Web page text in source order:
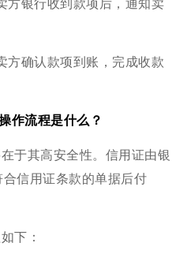
方银行收到款项后，通知卖
方确认款项到账，完成收款
作流程是什么？
于其高安全性。信用证由银
信用证条款的单据后付
下：